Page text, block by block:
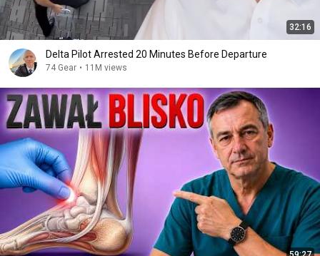
32:16
Delta Pilot Arrested 20 Minutes Before Departure
74 Gear • 11M views